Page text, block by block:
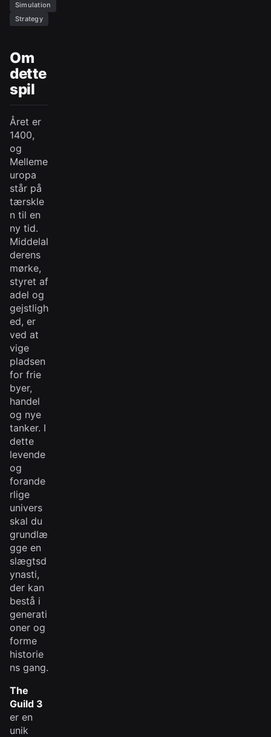
Simulation
Strategy
Om
dette
spil
Året er
1400,
og
Melleme
uropa
står på
tærskle
n til en
ny tid.
Middelal
derens
mørke,
styret af
adel og
gejstligh
ed, er
ved at
vige
pladsen
for frie
byer,
handel
og nye
tanker. I
dette
levende
og
forande
rlige
univers
skal du
grundlæ
gge en
slægtsd
ynasti,
der kan
bestå i
generati
oner og
forme
historie
ns gang.
The
Guild 3
er en
unik